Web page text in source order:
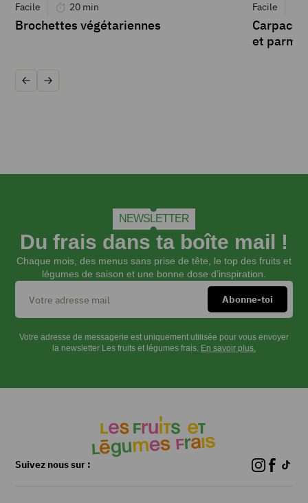
Facile 20 min
Brochettes végétariennes
Facile
et
Précédent
Suivant
NEWSLETTER
Du frais dans ta boîte mail !
Chaque mois, des menus sans prise de tête, le top des fruits et
légumes de saison et une bonne dose d’inspiration.
Votre adresse de messagerie est uniquement utilisée pour vous envoyer
la newsletter Les fruits et légumes frais. En savoir plus.
Suivez nous sur :